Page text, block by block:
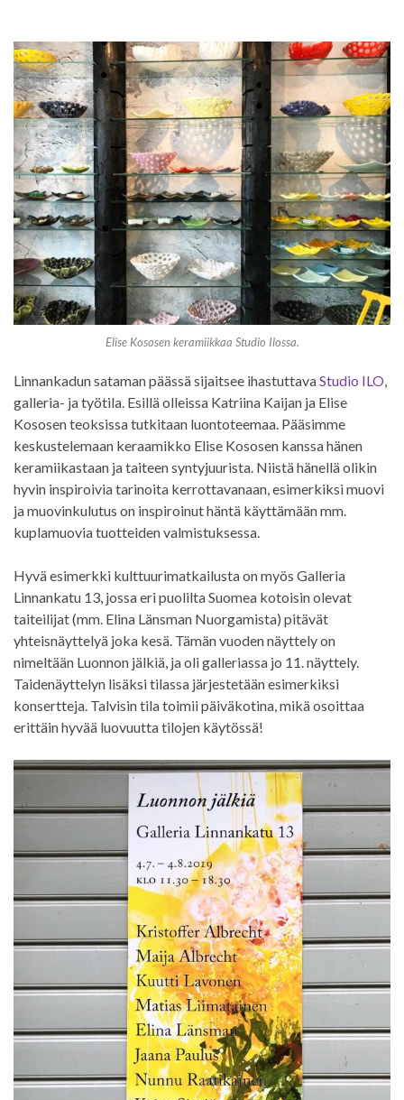
Elise Kososen keramiikkaa Studio Ilossa.
Linnankadun sataman päässä sijaitsee ihastuttavaStudio ILO
galleria- ja työtila. Esillä olleissa Katriina Kaijan ja Elise
Kososen teoksissa tutkitaan luontoteemaa. Pääsimme
keskustelemaan keraamikko Elise Kososen kanssa hänen
keramiikastaan ja taiteen syntyjuurista. Niistä hänellä olikin
hyvin inspiroivia tarinoita kerrottavanaan, esimerkiksi muovi
ja muovinkulutus on inspiroinut häntä käyttämään mm.
kuplamuovia tuotteiden valmistuksessa.
Hyvä esimerkki kulttuurimatkailusta on myös Galleria
Linnankatu 13, jossa eri puolilta Suomea kotoisin olevat
taiteilijat (mm. Elina Länsman Nuorgamista) pitävät
yhteisnäyttelyä joka kesä. Tämän vuoden näyttely on
nimeltään Luonnon jälkiä, ja oli galleriassa jo 11. näyttely.
Taidenäyttelyn lisäksi tilassa järjestetään esimerkiksi
konsertteja. Talvisin tila toimii päiväkotina, mikä osoittaa
erittäin hyvää luovuutta tilojen käytössä!